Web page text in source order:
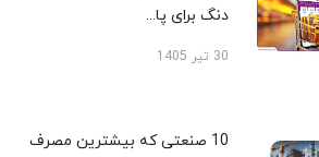
دنگ برای پا...
30 تیر 1405
10 صنعتی که بیشترین مصرف